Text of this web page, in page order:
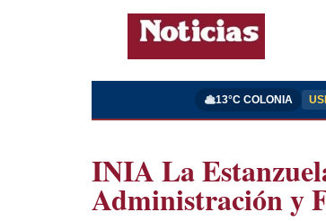
13°C COLONIA
INIA La
Administración y